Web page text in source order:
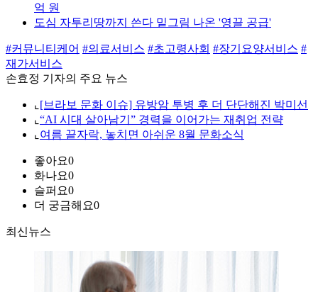
억 원
도심 자투리땅까지 쓴다 밑그림 나온 '영끌 공급'
#커뮤니티케어 #의료서비스 #초고령사회 #장기요양서비스 #
재가서비스
손효정 기자의 주요 뉴스
⌞ [브라보 문화 이슈] 유방암 투병 후 더 단단해진 박미선
⌞ “AI 시대 살아남기” 경력을 이어가는 재취업 전략
⌞ 여름 끝자락, 놓치면 아쉬운 8월 문화소식
좋아요0
화나요0
슬퍼요0
더 궁금해요0
최신뉴스